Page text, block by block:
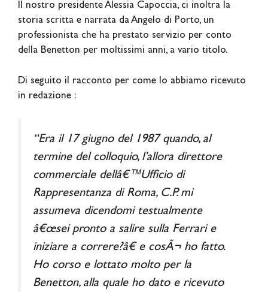
Il nostro presidente Alessia Capoccia, ci inoltra la
storia scritta e narrata da Angelo di Porto, un
professionista che ha prestato servizio per conto
della Benetton per moltissimi anni, a vario titolo.
Di seguito il racconto per come lo abbiamo ricevuto
in redazione :
“Era il 17 giugno del 1987 quando, al
termine del colloquio, l’allora direttore
commerciale dellâ€™Ufficio di
Rappresentanza di Roma, C.P. mi
assumeva dicendomi testualmente
â€œsei pronto a salire sulla Ferrari e
iniziare a correre?â€ e cosÃ¬ ho fatto.
Ho corso e lottato molto per la
Benetton, alla quale ho dato e ricevuto